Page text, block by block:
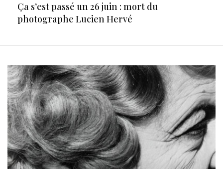
Ça s’est passé un 26 juin : mort du
photographe Lucien Hervé